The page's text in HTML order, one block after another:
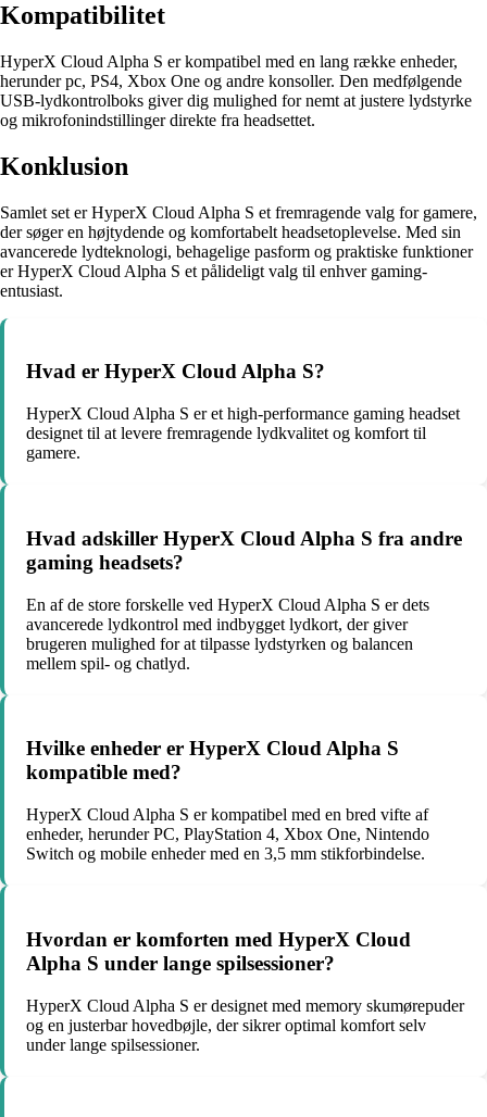
Kompatibilitet
HyperX Cloud Alpha S er kompatibel med en lang række enheder,
herunder pc, PS4, Xbox One og andre konsoller. Den medfølgende
USB-lydkontrolboks giver dig mulighed for nemt at justere lydstyrke
og mikrofonindstillinger direkte fra headsettet.
Konklusion
Samlet set er HyperX Cloud Alpha S et fremragende valg for gamere,
der søger en højtydende og komfortabelt headsetoplevelse. Med sin
avancerede lydteknologi, behagelige pasform og praktiske funktioner
er HyperX Cloud Alpha S et pålideligt valg til enhver gaming-
entusiast.
Hvad er HyperX Cloud Alpha S?
HyperX Cloud Alpha S er et high-performance gaming headset
designet til at levere fremragende lydkvalitet og komfort til
gamere.
Hvad adskiller HyperX Cloud Alpha S fra andre
gaming headsets?
En af de store forskelle ved HyperX Cloud Alpha S er dets
avancerede lydkontrol med indbygget lydkort, der giver
brugeren mulighed for at tilpasse lydstyrken og balancen
mellem spil- og chatlyd.
Hvilke enheder er HyperX Cloud Alpha S
kompatible med?
HyperX Cloud Alpha S er kompatibel med en bred vifte af
enheder, herunder PC, PlayStation 4, Xbox One, Nintendo
Switch og mobile enheder med en 3,5 mm stikforbindelse.
Hvordan er komforten med HyperX Cloud
Alpha S under lange spilsessioner?
HyperX Cloud Alpha S er designet med memory skumørepuder
og en justerbar hovedbøjle, der sikrer optimal komfort selv
under lange spilsessioner.